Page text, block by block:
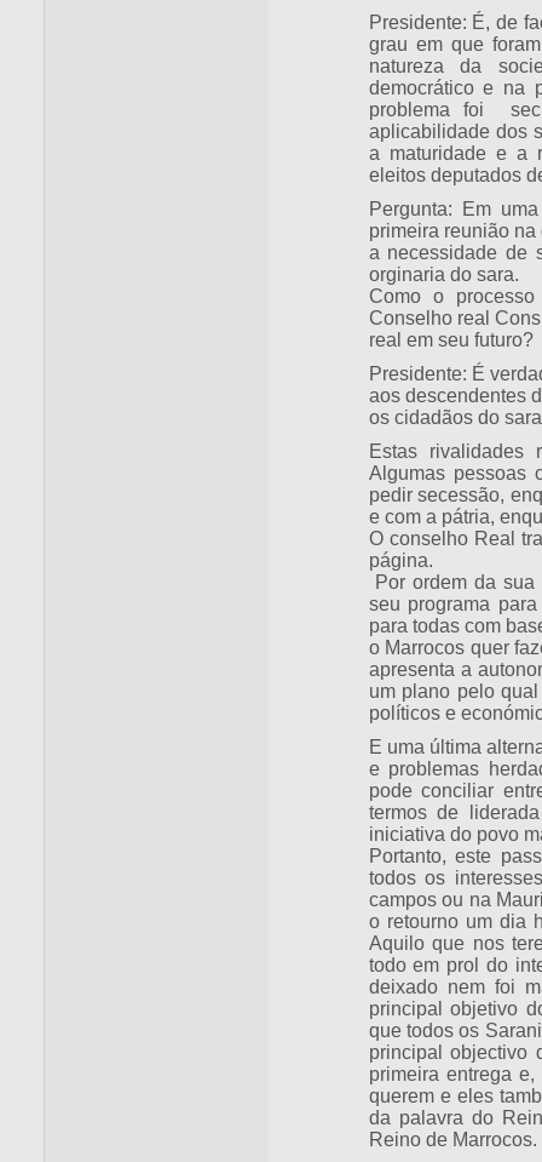
Presidente: É, de
grau em que
natureza da
democrático e na
problema foi
aplicabilidade dos
a maturidade e a
eleitos deputados
Pergunta: Em
primeira reunião
a necessidade de
orginaria do sara.
Como o
Conselho real
real em seu futuro?
Presidente: É
aos descendentes
os cidadãos do
Estas rivalidades
Algumas pessoas
pedir secessão,
e com a pátria,
O conselho Real
página.
Por ordem da
seu programa
para todas com
o Marrocos quer
apresenta a
um plano pelo
políticos e
E uma última
e problemas
pode conciliar
termos de
iniciativa do povo
Portanto, este
todos os
campos ou na
o retourno um dia
Aquilo que nos
todo em prol do
deixado nem foi
principal objetivo
que todos os
principal objectivo
primeira entrega
querem e eles
da palavra do
Reino de Marrocos.